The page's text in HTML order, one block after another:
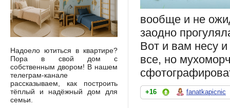
вообще и не
заодно
Вот и вам несу
все, но
+16 fanatkapicnic
Надоело ютиться в квартире?
Пора в свой дом с
собственным двором! В нашем
телеграм-канале
рассказываем, как построить
тёплый и надёжный дом для
семьи.